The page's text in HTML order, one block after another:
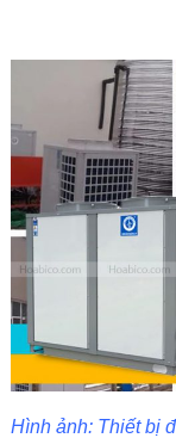
Hình ảnh: Thiết bị